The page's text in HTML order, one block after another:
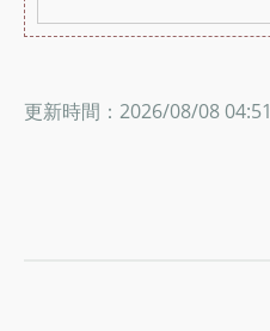
更新時間：2026/08/08 04:51